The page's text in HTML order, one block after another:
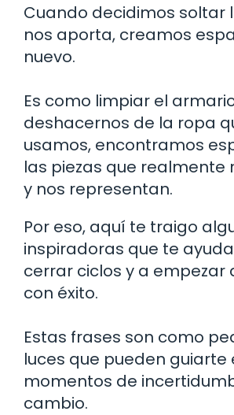
Cuando decidimos soltar
nos aporta, creamos
nuevo.
Es como limpiar el
deshacernos de la ropa
usamos, encontramos
las piezas que realmente
y nos representan.
Por eso, aquí te traigo
inspiradoras que te
cerrar ciclos y a empezar
con éxito.
Estas frases son como
luces que pueden guiarte
momentos de
cambio.